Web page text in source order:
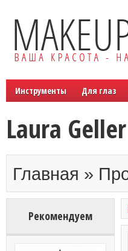
Инструменты Для глаз
Laura Geller
Главная »
Рекомендуем